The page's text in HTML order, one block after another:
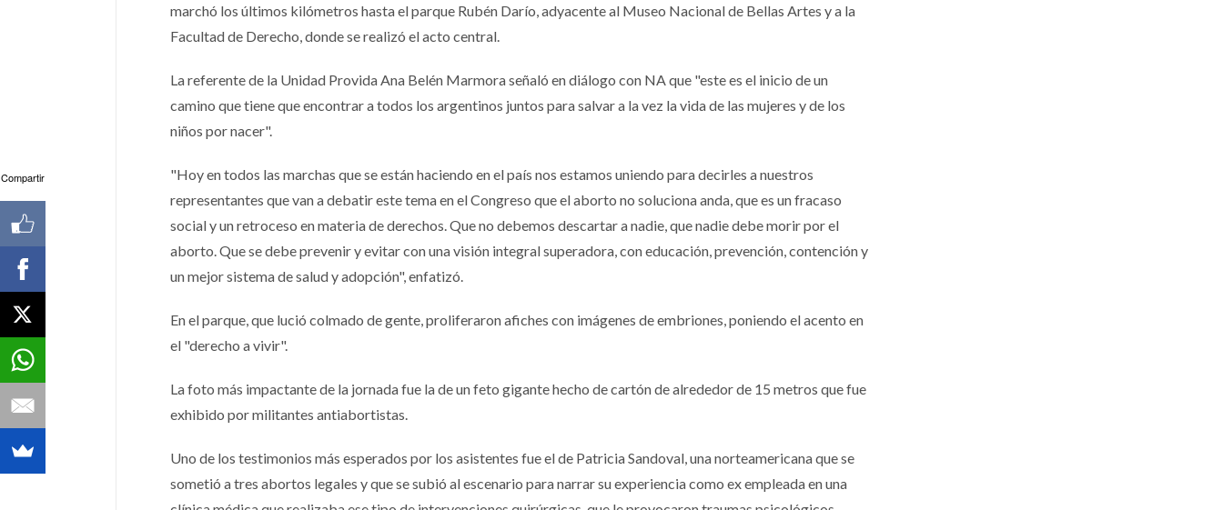
marchó los últimos kilómetros hasta el parque Rubén Darío, adyacente al Museo Nacional de Bellas Artes y a la
Facultad de Derecho, donde se realizó el acto central.
La referente de la Unidad Provida Ana Belén Marmora señaló en diálogo con NA que "este es el inicio de un
camino que tiene que encontrar a todos los argentinos juntos para salvar a la vez la vida de las mujeres y de los
niños por nacer".
"Hoy en todos las marchas que se están haciendo en el país nos estamos uniendo para decirles a nuestros
representantes que van a debatir este tema en el Congreso que el aborto no soluciona anda, que es un fracaso
social y un retroceso en materia de derechos. Que no debemos descartar a nadie, que nadie debe morir por el
aborto. Que se debe prevenir y evitar con una visión integral superadora, con educación, prevención, contención y
un mejor sistema de salud y adopción", enfatizó.
En el parque, que lució colmado de gente, proliferaron afiches con imágenes de embriones, poniendo el acento en
el "derecho a vivir".
La foto más impactante de la jornada fue la de un feto gigante hecho de cartón de alrededor de 15 metros que fue
exhibido por militantes antiabortistas.
Uno de los testimonios más esperados por los asistentes fue el de Patricia Sandoval, una norteamericana que se
sometió a tres abortos legales y que se subió al escenario para narrar su experiencia como ex empleada en una
Compartir